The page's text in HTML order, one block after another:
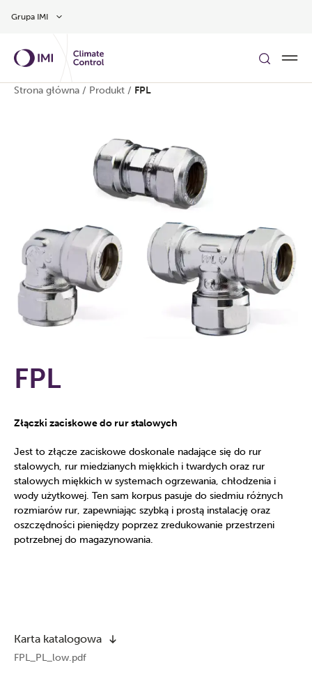
Grupa IMI
Strona główna / Produkt / FPL
FPL
Złączki zaciskowe do rur stalowych
Jest to złącze zaciskowe doskonale nadające się do rur
stalowych, rur miedzianych miękkich i twardych oraz rur
stalowych miękkich w systemach ogrzewania, chłodzenia i
wody użytkowej. Ten sam korpus pasuje do siedmiu różnych
rozmiarów rur, zapewniając szybką i prostą instalację oraz
oszczędności pieniędzy poprzez zredukowanie przestrzeni
potrzebnej do magazynowania.
Karta katalogowa
FPL_PL_low.pdf